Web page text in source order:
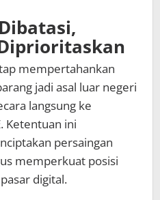
mempertahankan
jadi asal luar negeri
langsung ke
Ketentuan ini
persaingan
memperkuat posisi
digital.